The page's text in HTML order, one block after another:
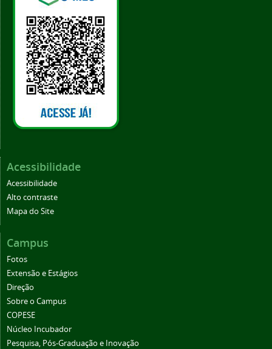
Acessibilidade
Acessibilidade
Alto contraste
Mapa do Site
Campus
Fotos
Extensão e Estágios
Direção
Sobre o Campus
COPESE
Núcleo Incubador
Pesquisa, Pós-Graduação e Inovação